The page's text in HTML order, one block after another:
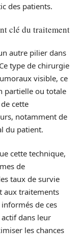
des patients.
clé du traitement
autre pilier dans
type de chirurgie
visible, ce
partielle ou totale
cette
notamment de
du patient.
cette technique,
de
taux de survie
aux traitements
de ces
dans leur
les chances